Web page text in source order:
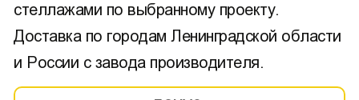
стеллажами по выбранному проекту.
Доставка по городам Ленинградской области
и России с завода производителя.